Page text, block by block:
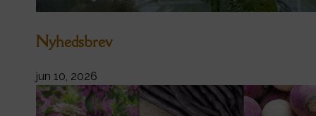
Nyhedsbrev
jun 10, 2026